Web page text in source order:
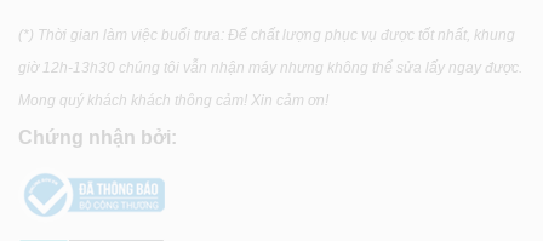
(*) Thời gian làm việc buổi trưa: Để chất lượng phục vụ được tốt nhất, khung
giờ 12h-13h30 chúng tôi vẫn nhận máy nhưng không thể sửa lấy ngay được.
Mong quý khách khách thông cảm! Xin cảm ơn!
Chứng nhận bởi: